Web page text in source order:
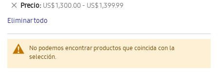
No podemos encontrar productos que coincida con la
selección.
artículo
Precio US$ 1,300.00 - US$ 1,399.99
Eliminar
este
artículo
Eliminar todo